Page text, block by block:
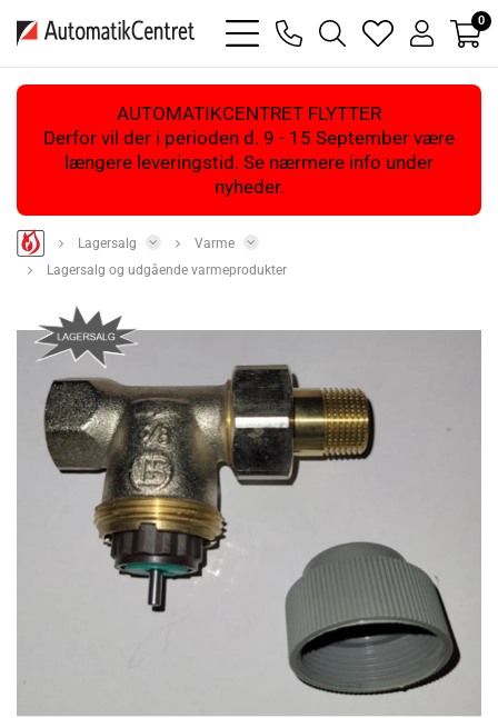
bars
light
phone
magnifying
glass
heart
light
user
light
0
AUTOMATIKCENTRET FLYTTER
Derfor vil der i perioden d. 9 - 15 September være
længere leveringstid. Se nærmere info under
nyheder.
Lagersalg
Varme
Lagersalg og udgående varmeprodukter